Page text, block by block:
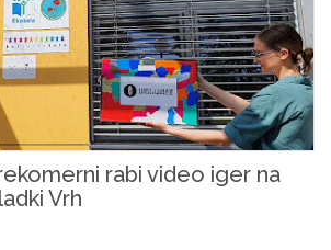
rabi video iger na
Vrh